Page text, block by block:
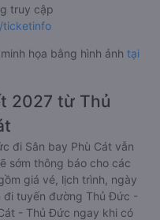
truy cập
ticketinfo
họa bằng hình ảnh tại
2027 từ Thủ
đi Sân bay Phù Cát vẫn
sớm thông báo cho các
giá vé, lịch trình, ngày
đi tuyến đường Thủ Đức -
- Thủ Đức ngay khi có